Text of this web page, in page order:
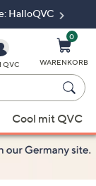
HalloQVC
QVC
0
WARENKORB
Cool mit QVC